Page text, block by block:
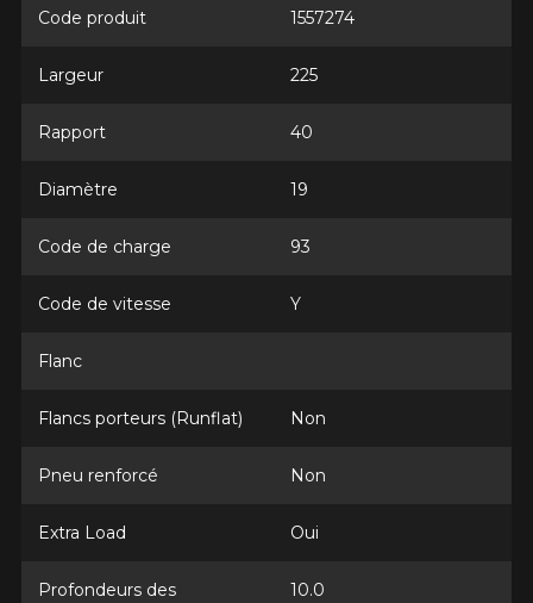
Code produit 1557274
Largeur 225
Rapport 40
Diamètre 19
Code de charge 93
Code de vitesse Y
Flanc
Flancs porteurs (Runflat) Non
Pneu renforcé Non
Extra Load Oui
Profondeurs des
10.0
Votre véhicule
Option
KM parcourus